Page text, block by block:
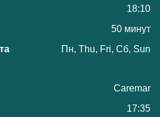
18:10
50 минут
Пн, Thu, Fri, Сб, Sun
Caremar
17:35